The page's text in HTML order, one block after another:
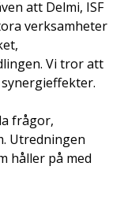
att Delmi, ISF
verksamheter
Vi tror att
frågor,
Utredningen
håller på med